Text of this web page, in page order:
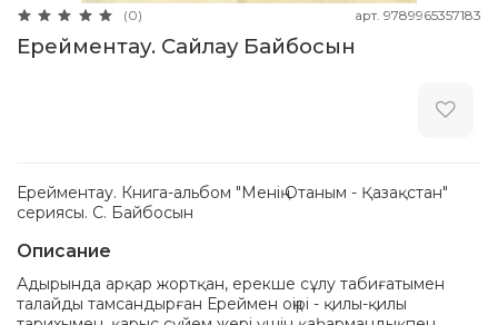
(0) арт. 9789965357183
Ерейментау. Сайлау Байбосын
Ерейментау. Книга-альбом "Менің Отаным - Қазақстан"
сериясы. С. Байбосын
Описание
Адырында арқар жортқан, ерекше сұлу табиғатымен
талайды тамсандырған Ереймен оңірі - қилы-қилы